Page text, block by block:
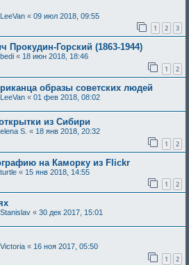
LeeVan « 09 июл 2018, 09:55
1 2 3
Прокудин-Горский (1863-1944)
bedi « 18 июн 2018, 18:46
1 2
образы советских людей
LeeVan « 01 фев 2018, 08:02
из Сибири
elena S. « 18 янв 2018, 20:32
1 2
на Каморку из Flickr
turtle « 15 янв 2018, 14:55
1 2
Stanislav « 30 дек 2017, 15:01
Victoria « 16 ноя 2017, 05:50
1 2